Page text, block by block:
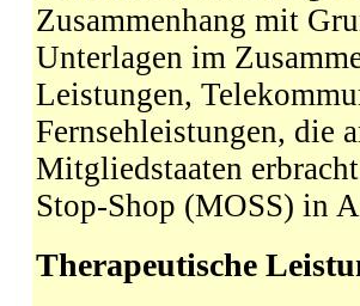
Zusammenhang mit
Unterlagen im
Leistungen,
Fernsehleistungen, die
Mitgliedstaaten
Stop-Shop (MOSS) in
Therapeutische